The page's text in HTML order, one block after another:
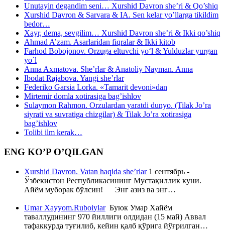
Unutayin degandim seni… Xurshid Davron she’ri & Qo’shiq
Xurshid Davron & Sarvara & IA. Sen kelar yo’llarga tikildim
bedor…
Xayr, dema, sevgilim… Xurshid Davron she’ri & Ikki qo’shiq
Ahmad A’zam. Asarlaridan fiqralar & Ikki kitob
Farhod Bobojonov. Orzuga eltuvchi yo‘l & Yulduzlar yurgan
yo`l
Anna Axmatova. She’rlar & Anatoliy Nayman. Anna
Ibodat Rajabova. Yangi she’rlar
Federiko Garsia Lorka. «Tamarit devoni»dan
Mirtemir domla xotirasiga bag’ishlov
Sulaymon Rahmon. Orzulardan yaratdi dunyo. (Tilak Jo’ra
siyrati va suvratiga chizgilar) & Tilak Jo’ra xotirasiga
bag’ishlov
Tolibi ilm kerak…
ENG KO’P O’QILGAN
Xurshid Davron. Vatan haqida she’rlar1 сентябрь -
Ўзбекистон Республикасининг Мустақиллик куни.
Айём муборак бўлсин! Энг азиз ва энг…
Umar Xayyom.RuboiylarБуюк Умар Хайём
таваллудининг 970 йиллиги олдидан (15 май) Аввал
тафаккурда туғилиб, кейин қалб қўрига йўғрилган…